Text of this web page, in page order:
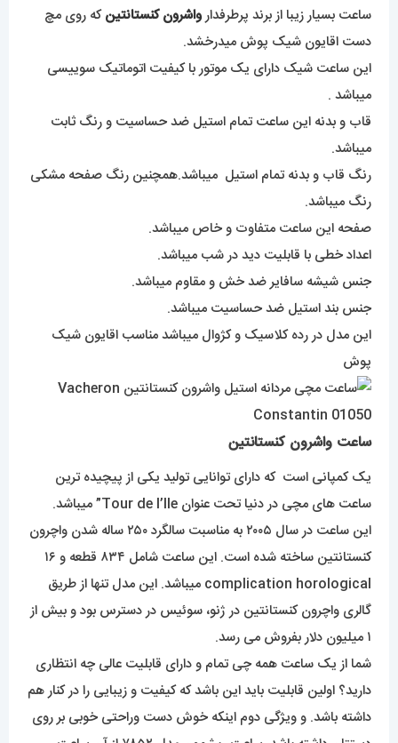
ساعت بسیار زیبا از برند پرطرفدارواشرون کنستانتینکه روی مچ
دست اقایون شیک پوش میدرخشد.
این ساعت شیک دارای یک موتور با کیفیت اتوماتیک سوییسی
میباشد .
قاب و بدنه این ساعت تمام استیل ضد حساسیت و رنگ ثابت
میباشد.
رنگ قاب و بدنه تمام استیل میباشد.همچنین رنگ صفحه مشکی
رنگ میباشد.
صفحه این ساعت متفاوت و خاص میباشد.
اعداد خطی با قابلیت دید در شب میباشد.
جنس شیشه سافایر ضد خش و مقاوم میباشد.
جنس بند استیل ضد حساسیت میباشد.
این مدل در رده کلاسیک و کژوال میباشد مناسب اقایون شیک
پوش
ساعت واشرون کنستانتین
یک کمپانی است که دارای توانایی تولید یکی از پیچیده ترین
ساعت های مچی در دنیا تحت عنوان Tour de I’lle” میباشد.
این ساعت در سال ۲۰۰۵ به مناسبت سالگرد ۲۵۰ ساله شدن واچرون
کنستانتین ساخته شده است. این ساعت شامل ۸۳۴ قطعه و ۱۶
complication horological میباشد. این مدل تنها از طریق
گالری واچرون کنستانتین در ژنو، سوئیس در دسترس بود و بیش از
۱ میلیون دلار بفروش می رسد.
شما از یک ساعت همه چی تمام و دارای قابلیت عالی چه انتظاری
دارید؟ اولین قابلیت باید این باشد که کیفیت و زیبایی را در کنار هم
داشته باشد. و ویژگی دوم اینکه خوش دست وراحتی خوبی بر روی